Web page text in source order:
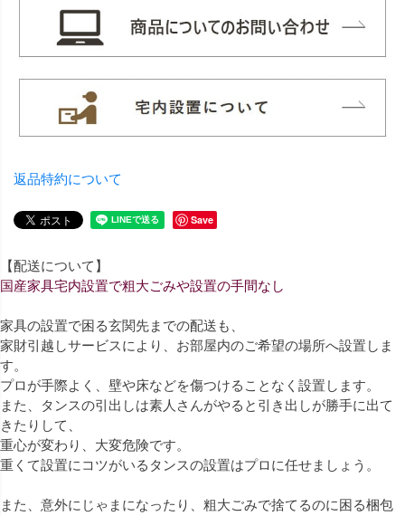
返品特約について
Save
【配送について】
国産家具宅内設置で粗大ごみや設置の手間なし
家具の設置で困る玄関先までの配送も、
家財引越しサービスにより、お部屋内のご希望の場所へ設置しま
す。
プロが手際よく、壁や床などを傷つけることなく設置します。
また、タンスの引出しは素人さんがやると引き出しが勝手に出て
きたりして、
重心が変わり、大変危険です。
重くて設置にコツがいるタンスの設置はプロに任せましょう。
また、意外にじゃまになったり、粗大ごみで捨てるのに困る梱包